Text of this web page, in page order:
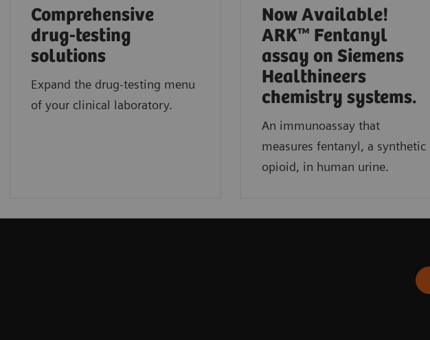
Comprehensive
drug-testing
solutions
Expand the drug-testing menu
of your clinical laboratory.
Now Available!
ARK™ Fentanyl
assay on Siemens
Healthineers
chemistry systems.
An immunoassay that
measures fentanyl, a synthetic
opioid, in human urine.